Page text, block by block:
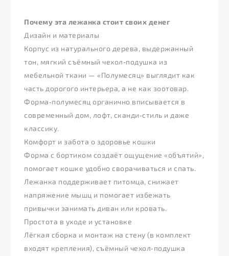
Почему эта лежанка стоит своих денег
Дизайн и материалы
Корпус из натурального дерева, выдержанный
тон, мягкий съёмный чехол‑подушка из
мебельной ткани — «Полумесяц» выглядит как
часть дорогого интерьера, а не как зоотовар.
Форма‑полумесяц органично вписывается в
современный дом, лофт, сканди‑стиль и даже
классику.
Комфорт и забота о здоровье кошки
Форма с бортиком создаёт ощущение «объятий»,
помогает кошке удобно сворачиваться и спать.
Лежанка поддерживает питомца, снижает
напряжение мышц и помогает избежать
привычки занимать диван или кровать.
Простота в уходе и установке
Лёгкая сборка и монтаж на стену (в комплект
входят крепления), съёмный чехол‑подушка